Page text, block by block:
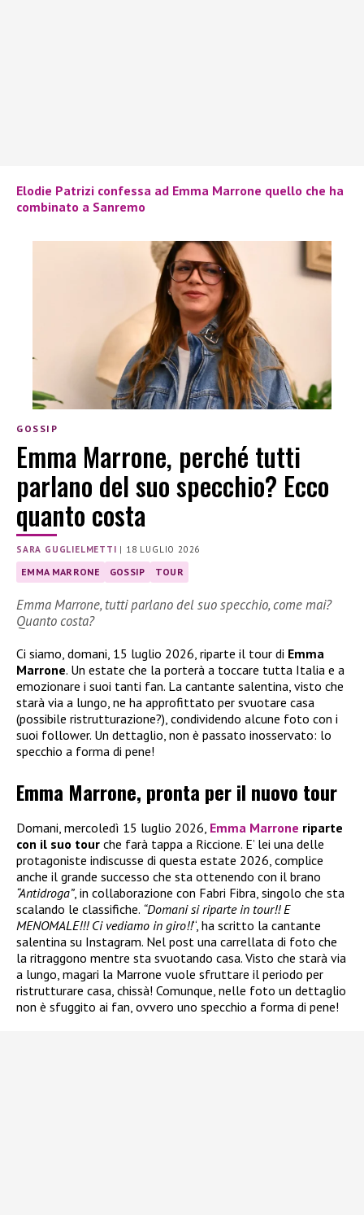
Elodie Patrizi confessa ad Emma Marrone quello che ha
combinato a Sanremo
GOSSIP
Emma Marrone, perché tutti
parlano del suo specchio? Ecco
quanto costa
SARA GUGLIELMETTI | 18 LUGLIO 2026
EMMA MARRONE GOSSIP TOUR
Emma Marrone, tutti parlano del suo specchio, come mai?
Quanto costa?
Ci siamo, domani, 15 luglio 2026, riparte il tour di Emma
Marrone. Un estate che la porterà a toccare tutta Italia e a
emozionare i suoi tanti fan. La cantante salentina, visto che
starà via a lungo, ne ha approfittato per svuotare casa
(possibile ristrutturazione?), condividendo alcune foto con i
suoi follower. Un dettaglio, non è passato inosservato: lo
specchio a forma di pene!
Emma Marrone, pronta per il nuovo tour
Domani, mercoledì 15 luglio 2026, Emma Marrone riparte
con il suo tour che farà tappa a Riccione. E’ lei una delle
protagoniste indiscusse di questa estate 2026, complice
anche il grande successo che sta ottenendo con il brano
“Antidroga”, in collaborazione con Fabri Fibra, singolo che sta
scalando le classifiche. “Domani si riparte in tour!! E
MENOMALE!!! Ci vediamo in giro!!“, ha scritto la cantante
salentina su Instagram. Nel post una carrellata di foto che
la ritraggono mentre sta svuotando casa. Visto che starà via
a lungo, magari la Marrone vuole sfruttare il periodo per
ristrutturare casa, chissà! Comunque, nelle foto un dettaglio
non è sfuggito ai fan, ovvero uno specchio a forma di pene!